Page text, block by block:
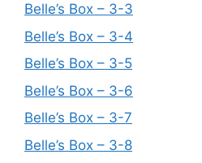
Belle’s Box – 3-3
Belle’s Box – 3-4
Belle’s Box – 3-5
Belle’s Box – 3-6
Belle’s Box – 3-7
Belle’s Box – 3-8